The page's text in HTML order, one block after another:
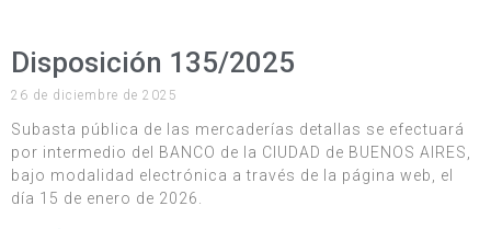
Disposición 135/2025
26 de diciembre de 2025
Subasta pública de las mercaderías detallas se efectuará
por intermedio del BANCO de la CIUDAD de BUENOS AIRES,
bajo modalidad electrónica a través de la página web, el
día 15 de enero de 2026.